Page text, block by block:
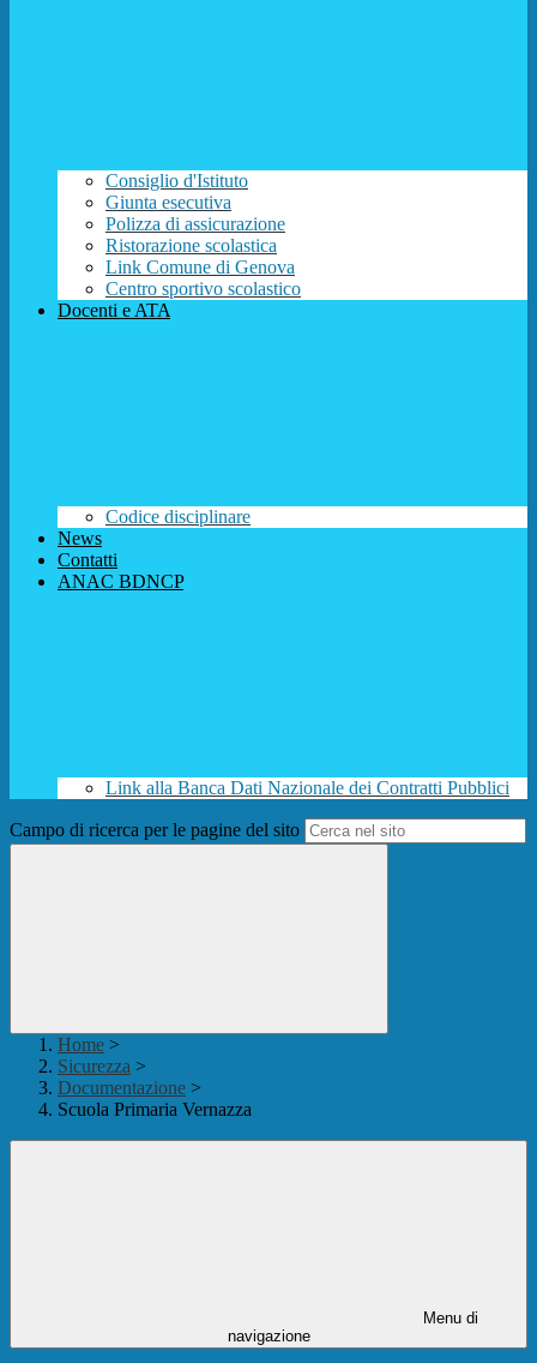
Consiglio d'Istituto
Giunta esecutiva
Polizza di assicurazione
Ristorazione scolastica
Link Comune di Genova
Centro sportivo scolastico
Docenti e ATA
Codice disciplinare
News
Contatti
ANAC BDNCP
Link alla Banca Dati Nazionale dei Contratti Pubblici
Campo di ricerca per le pagine del sito
Home >
Sicurezza >
Documentazione >
Scuola Primaria Vernazza
Menu di
navigazione